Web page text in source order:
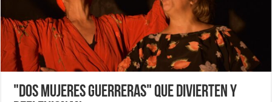
"Dos mujeres guerreras" que divierten y